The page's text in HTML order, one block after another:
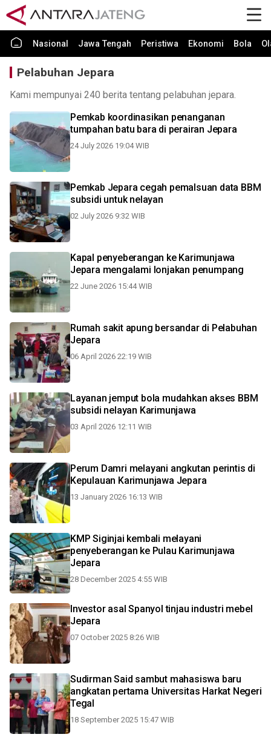
Nasional Jawa Tengah Peristiwa Ekonomi Bola
Pelabuhan Jepara
Kami mempunyai 240 berita tentang pelabuhan jepara.
Pemkab koordinasikan penanganan
tumpahan batu bara di perairan Jepara
24 July 2026 19:04 WIB
Pemkab Jepara cegah pemalsuan data BBM
subsidi untuk nelayan
02 July 2026 9:32 WIB
Kapal penyeberangan ke Karimunjawa
Jepara mengalami lonjakan penumpang
22 June 2026 15:44 WIB
Rumah sakit apung bersandar di Pelabuhan
Jepara
06 April 2026 22:19 WIB
Layanan jemput bola mudahkan akses BBM
subsidi nelayan Karimunjawa
03 April 2026 12:11 WIB
Perum Damri melayani angkutan perintis di
Kepulauan Karimunjawa Jepara
13 January 2026 16:13 WIB
KMP Siginjai kembali melayani
penyeberangan ke Pulau Karimunjawa
Jepara
28 December 2025 4:55 WIB
Investor asal Spanyol tinjau industri mebel
Jepara
07 October 2025 8:26 WIB
Sudirman Said sambut mahasiswa baru
angkatan pertama Universitas Harkat Negeri
Tegal
18 September 2025 15:47 WIB